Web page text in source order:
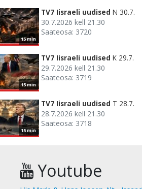
15 min
TV7 Iisraeli uudised N 30.7.
30.7.2026 kell 21.30
Saateosa: 3720
15 min
TV7 Iisraeli uudised K 29.7.
29.7.2026 kell 21.30
Saateosa: 3719
15 min
TV7 Iisraeli uudised T 28.7.
28.7.2026 kell 21.30
Saateosa: 3718
Youtube